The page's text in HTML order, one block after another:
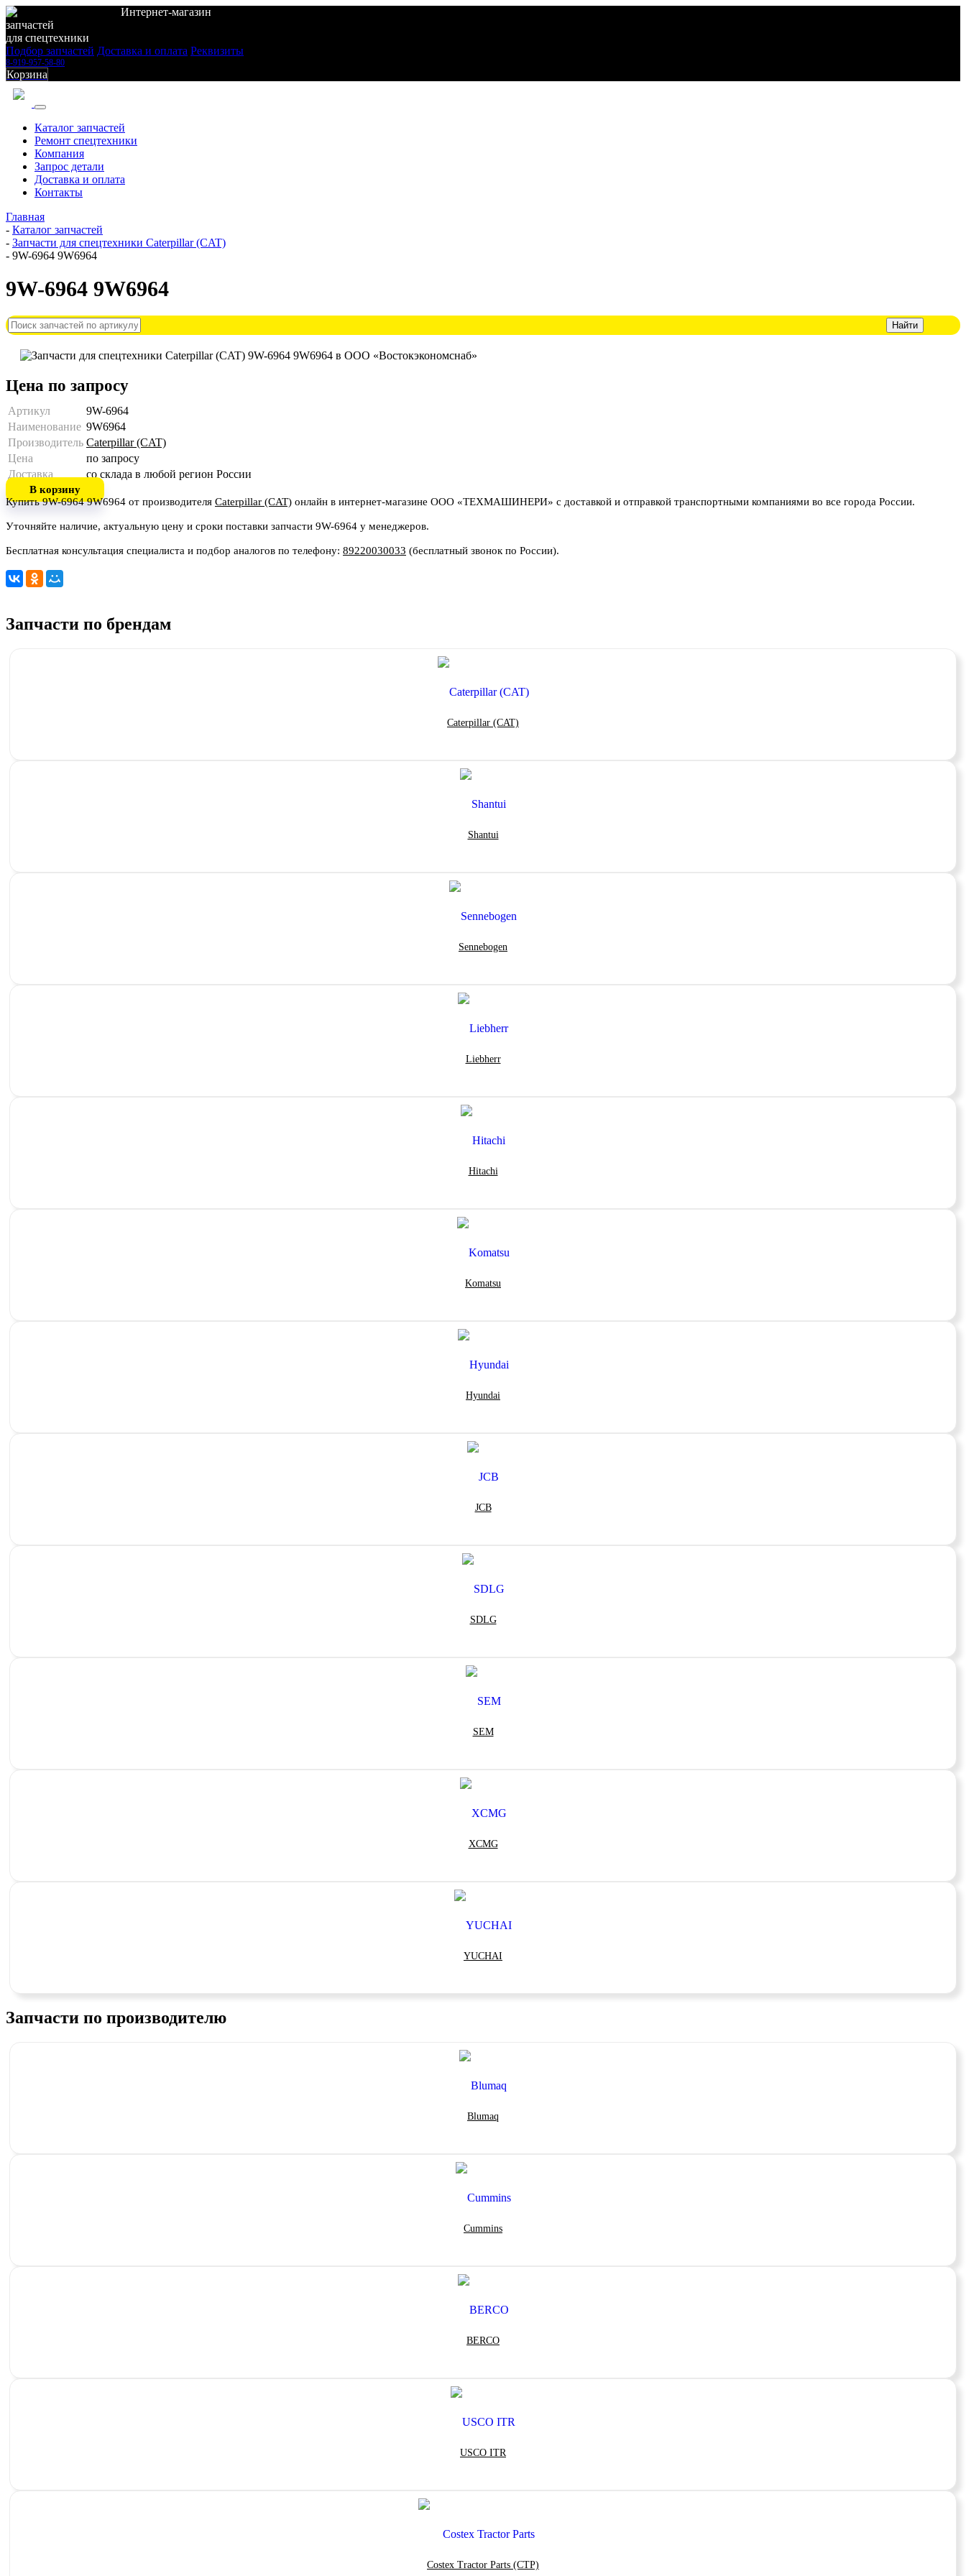
Интернет-магазин
запчастей
для спецтехники
Подбор запчастей Доставка и оплата Реквизиты
8-919-957-58-80
Корзина
Каталог запчастей
Ремонт спецтехники
Компания
Запрос детали
Доставка и оплата
Контакты
Главная
- Каталог запчастей
- Запчасти для спецтехники Caterpillar (CAT)
- 9W-6964 9W6964
9W-6964 9W6964
Цена по запросу
Артикул
9W-6964
Наименование 9W6964
Производитель Caterpillar (CAT)
Цена
по запросу
Доставка
со склада в любой регион России
В корзину
Купить 9W-6964 9W6964 от производителя Caterpillar (CAT) онлайн в интернет-магазине ООО «ТЕХМАШИНЕРИ» с доставкой и отправкой транспортными компаниями во все города России.
Уточняйте наличие, актуальную цену и сроки поставки запчасти 9W-6964 у менеджеров.
Бесплатная консультация специалиста и подбор аналогов по телефону: 89220030033 (бесплатный звонок по России).
Запчасти по брендам
Caterpillar (CAT)
Shantui
Sennebogen
Liebherr
Hitachi
Komatsu
Hyundai
JCB
SDLG
SEM
XCMG
YUCHAI
Запчасти по производителю
Blumaq
Cummins
BERCO
USCO ITR
Costex Tractor Parts (CTP)